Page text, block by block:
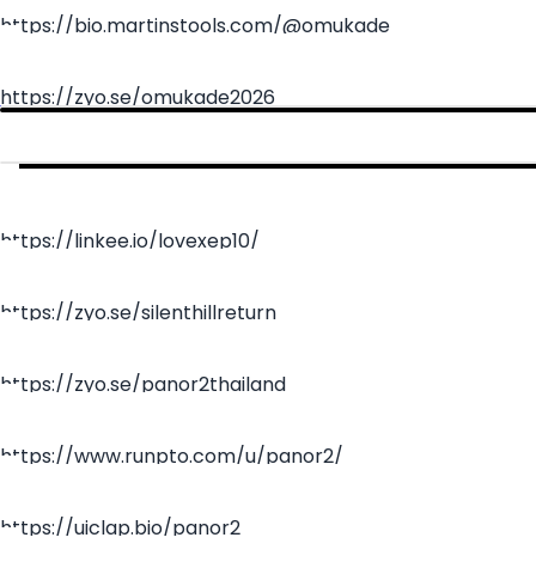
https://bio.martinstools.com/@omukade
https://zyo.se/omukade2026
https://linkee.io/lovexep10/
https://zyo.se/silenthillreturn
https://zyo.se/panor2thailand
https://www.runpto.com/u/panor2/
https://uiclap.bio/panor2